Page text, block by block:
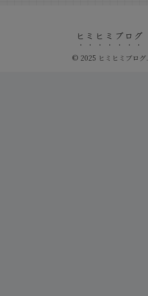
ヒミヒミブログ
© 2025 ヒミヒミブログ.